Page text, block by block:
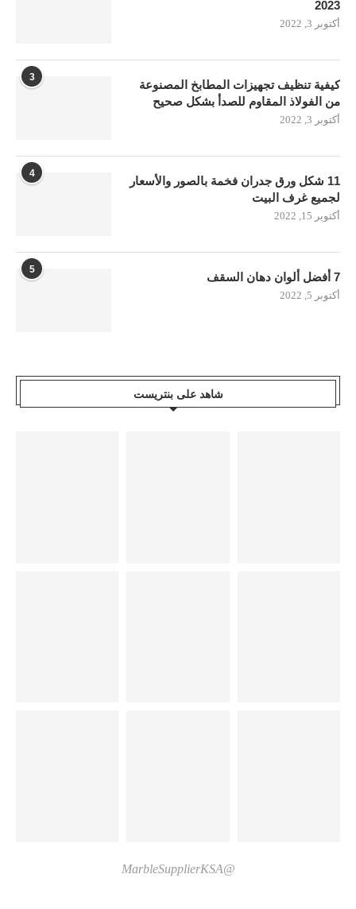
2023
أكتوبر 3, 2022
3
كيفية تنظيف تجهيزات المطابخ المصنوعة
من الفولاذ المقاوم للصدأ بشكل صحيح
أكتوبر 3, 2022
4
11 شكل ورق جدران فخمة بالصور والأسعار
لجميع غرف البيت
أكتوبر 15, 2022
5
7 أفضل ألوان دهان السقف
أكتوبر 5, 2022
شاهد على بنتريست
@MarbleSupplierKSA